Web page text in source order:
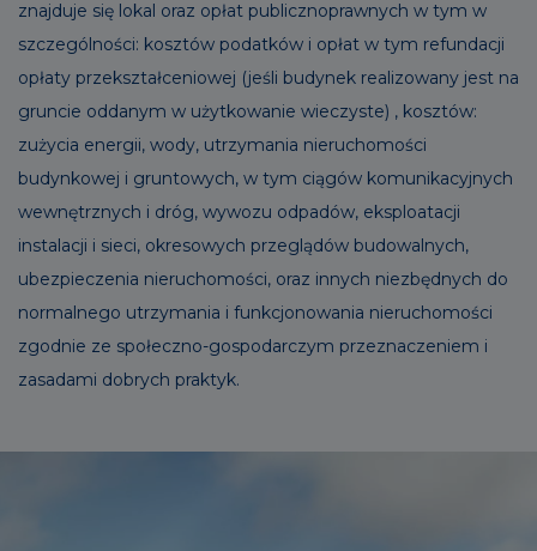
znajduje się lokal oraz opłat publicznoprawnych w tym w
szczególności: kosztów podatków i opłat w tym refundacji
opłaty przekształceniowej (jeśli budynek realizowany jest na
gruncie oddanym w użytkowanie wieczyste) , kosztów:
zużycia energii, wody, utrzymania nieruchomości
budynkowej i gruntowych, w tym ciągów komunikacyjnych
wewnętrznych i dróg, wywozu odpadów, eksploatacji
instalacji i sieci, okresowych przeglądów budowalnych,
ubezpieczenia nieruchomości, oraz innych niezbędnych do
normalnego utrzymania i funkcjonowania nieruchomości
zgodnie ze społeczno-gospodarczym przeznaczeniem i
zasadami dobrych praktyk.